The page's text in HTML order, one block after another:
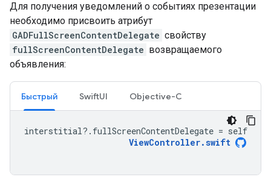
Для получения уведомлений о событиях презентации
необходимо присвоить атрибут
GADFullScreenContentDelegate свойству
fullScreenContentDelegate возвращаемого
объявления:
Быстрый SwiftUI Objective-C
interstitial?. fullScreenContentDelegate = self
ViewController.swift